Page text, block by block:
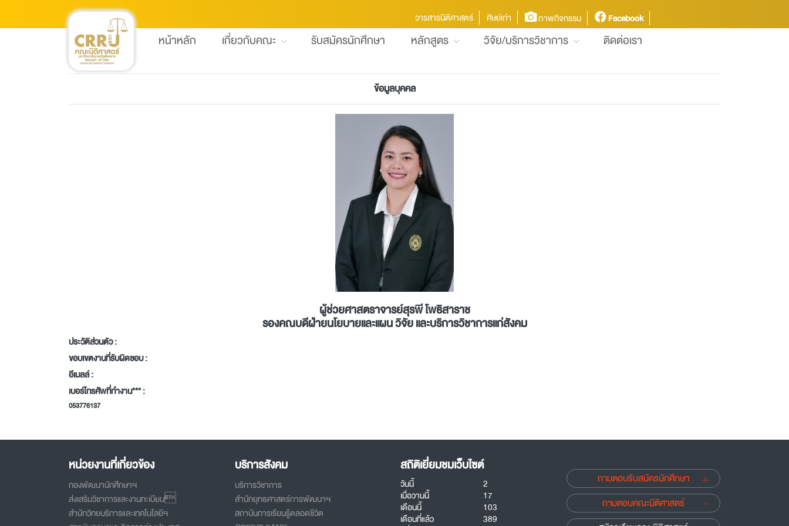
วารสารนิติศาสตร์ ศิษย์เก่า ภาพกิจกรรม Facebook
หน้าหลัก เกี่ยวกับคณะ รับสมัครนักศึกษา หลักสูตร วิจัย/บริการวิชาการ ติดต่อเรา
ข้อมูลบุคคล
ผู้ช่วยศาสตราจารย์สุรพี โพธิสาราช
รองคณบดีฝ่ายนโยบายและแผน วิจัย และบริการวิชาการแก่สังคม
ประวัติส่วนตัว :
ขอบเขตงานที่รับผิดชอบ :
อีเมลล์ :
เบอร์โทรศัพที่ทำงาน*** :
053776137
หน่วยงานที่เกี่ยวข้อง
กองพัฒนานักศึกษาฯ
ส่งเสริมวิชาการและงานทะเบียน
สำนักวิทยบริการและเทคโนโลยีฯ
บริการสังคม
บริการวิชาการ
สำนักยุทธศาสตร์การพัฒนาฯ
สถาบันการเรียนรู้ตลอดชีวิต
สถิติเยี่ยมชมเว็บไซต์
วันนี้
2
เมื่อวานนี้
17
เดือนนี้
103
เดือนที่แล้ว
389
ถามตอบรับสมัครนักศึกษา
ถามตอบคณะนิติศาสตร์